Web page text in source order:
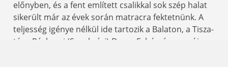
előnyben, és a fent említett csalikkal sok szép halat
sikerült már az évek során matracra fektetnünk. A
teljesség igénye nélkül ide tartozik a Balaton, a Tisza-
tó, a Ráckevei (Soroksári)-Duna, Fehérvárcsurgói-